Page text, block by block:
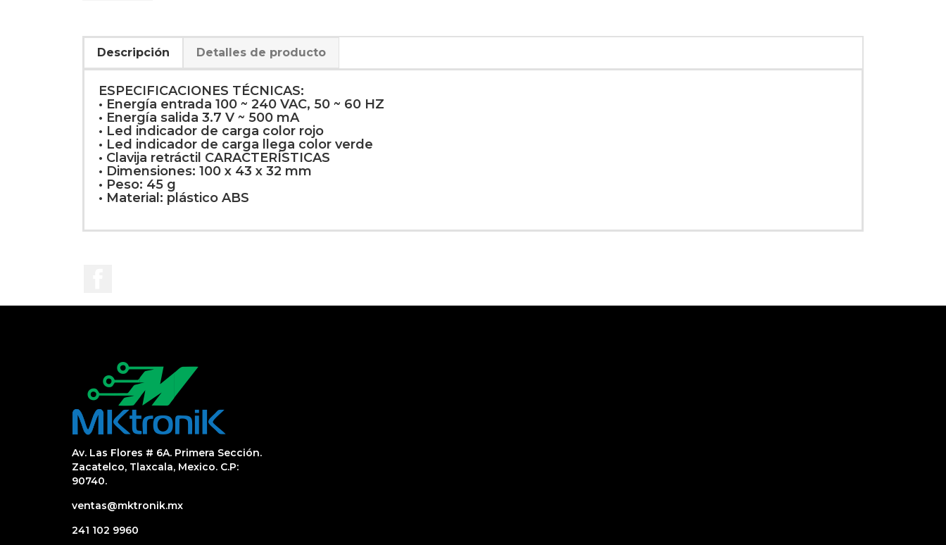
Descripción Detalles de producto
ESPECIFICACIONES TÉCNICAS:
• Energía entrada 100 ~ 240 VAC, 50 ~ 60 HZ
• Energía salida 3.7 V ~ 500 mA
• Led indicador de carga color rojo
• Led indicador de carga llega color verde
• Clavija retráctil CARACTERÍSTICAS
• Dimensiones: 100 x 43 x 32 mm
• Peso: 45 g
• Material: plástico ABS
Av. Las Flores # 6A. Primera Sección.
Zacatelco, Tlaxcala, Mexico. C.P:
90740.
ventas@mktronik.mx
241 102 9960